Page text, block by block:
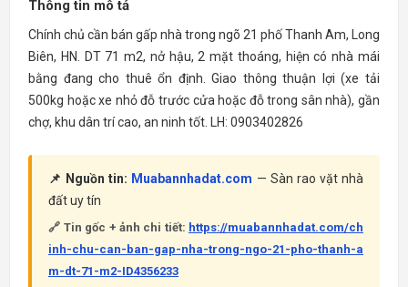
Thông tin mô tả
Chính chủ cần bán gấp nhà trong ngõ 21 phố Thanh Am, Long
Biên, HN. DT 71 m2, nở hậu, 2 mặt thoáng, hiện có nhà mái
bằng đang cho thuê ổn định. Giao thông thuận lợi (xe tải
500kg hoặc xe nhỏ đỗ trước cửa hoặc đỗ trong sân nhà), gần
chợ, khu dân trí cao, an ninh tốt. LH: 0903402826
📌 Nguồn tin: Muabannhadat.com — Sàn rao vặt nhà
đất uy tín
🔗 Tin gốc + ảnh chi tiết: https://muabannhadat.com/ch
inh-chu-can-ban-gap-nha-trong-ngo-21-pho-thanh-a
m-dt-71-m2-ID4356233